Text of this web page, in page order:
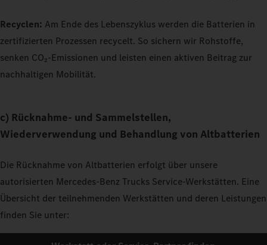
Recyclen: Am Ende des Lebenszyklus werden die Batterien in
zertifizierten Prozessen recycelt. So sichern wir Rohstoffe,
senken CO₂-Emissionen und leisten einen aktiven Beitrag zur
nachhaltigen Mobilität.
c) Rücknahme- und Sammelstellen,
Wiederverwendung und Behandlung von Altbatterien
Die Rücknahme von Altbatterien erfolgt über unsere
autorisierten Mercedes-Benz Trucks Service-Werkstätten. Eine
Übersicht der teilnehmenden Werkstätten und deren Leistungen
finden Sie unter: